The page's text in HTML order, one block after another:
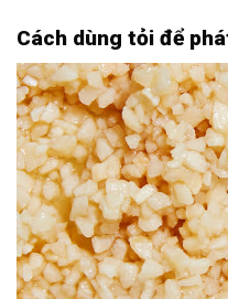
Cách dùng tỏi để